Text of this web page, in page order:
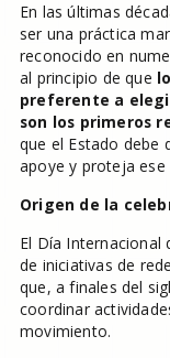
En las últimas
ser una práctica
reconocido en
al principio de que
preferente a
son los primeros
que el Estado debe
apoye y proteja ese
Origen de la
El Día Internacional
de iniciativas de
que, a finales del
coordinar
movimiento.